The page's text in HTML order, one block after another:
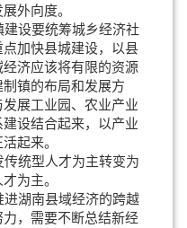
外向度。
设要统筹城乡经济社
加快县城建设，以县
济应该将有限的资源
镇的布局和发展方
展工业园、农业产业
设结合起来，以产业
起来。
统型人才为主转变为
为主。
湖南县域经济的跨越
，需要不断总结新经